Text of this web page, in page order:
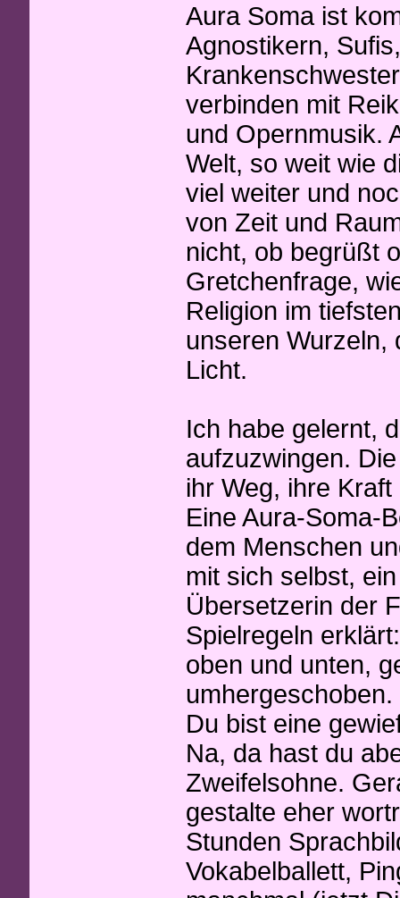
Aura Soma ist
Agnostikern,
verbinden mit
und Opernmusik.
Welt, so weit wie
viel weiter und
von Zeit und
nicht, ob begrüßt
Gretchenfrage,
Religion im
unseren Wurzeln,
Licht.
Ich habe gelernt,
aufzuzwingen.
ihr Weg, ihre
Eine Aura-Soma-
dem Menschen
mit sich selbst,
Übersetzerin der
Spielregeln
oben und unten,
umhergeschoben.
Du bist eine
Na, da hast du
Zweifelsohne.
gestalte eher
Stunden
Vokabelballett,